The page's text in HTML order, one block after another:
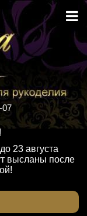
07
23 августа
высланы после